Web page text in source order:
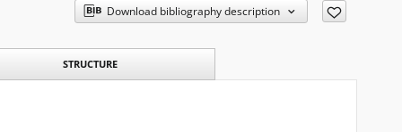
Download bibliography description
STRUCTURE